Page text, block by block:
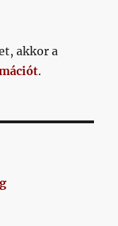
akkor a
.